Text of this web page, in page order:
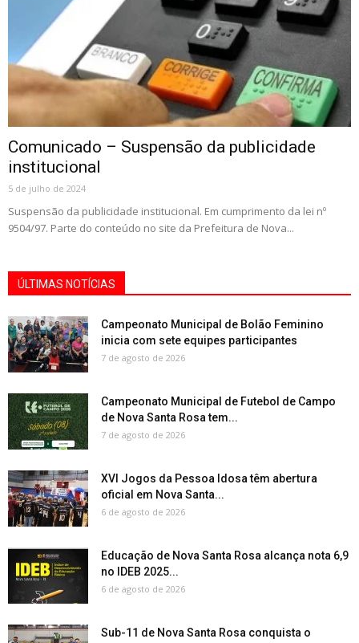
Comunicado – Suspensão da publicidade
institucional
5 de julho de 2024
Suspensão da publicidade institucional. Em cumprimento da lei nº
9504/97. Parte do conteúdo no site da Prefeitura de Nova...
ÚLTIMAS NOTÍCIAS
Campeonato Municipal de Bolão Feminino
inicia com sete equipes participantes
7 de agosto de 2026
Campeonato Municipal de Futebol de Campo
de Nova Santa Rosa tem...
7 de agosto de 2026
XVI Jogos da Pessoa Idosa têm abertura
oficial em Nova Santa...
6 de agosto de 2026
Educação de Nova Santa Rosa alcança nota 6,9
no IDEB 2025...
6 de agosto de 2026
Sub-11 de Nova Santa Rosa conquista o